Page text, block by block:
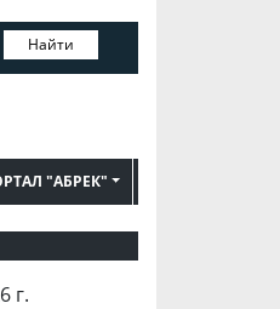
Найти
"АБРЕК"
г.